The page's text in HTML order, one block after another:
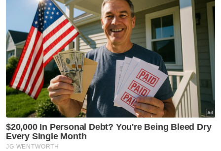
Pahang
Pahang
Peruntukan RM30,000 baik
pulih jeti nelayan Sungai Belat -
Wan Rosdy